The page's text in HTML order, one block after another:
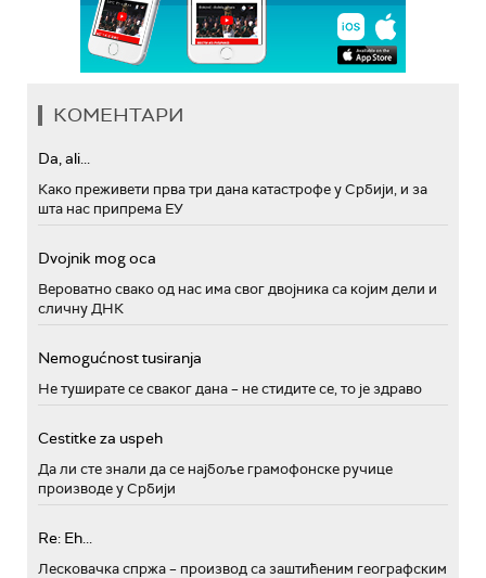
КОМЕНТАРИ
Da, ali...
Како преживети прва три дана катастрофе у Србији, и за
шта нас припрема ЕУ
Dvojnik mog oca
Вероватно свако од нас има свог двојника са којим дели и
сличну ДНК
Nemogućnost tusiranja
Не туширате се сваког дана – не стидите се, то је здраво
Cestitke za uspeh
Да ли сте знали да се најбоље грамофонске ручице
производе у Србији
Re: Eh...
Лесковачка спржа – производ са заштићеним географским